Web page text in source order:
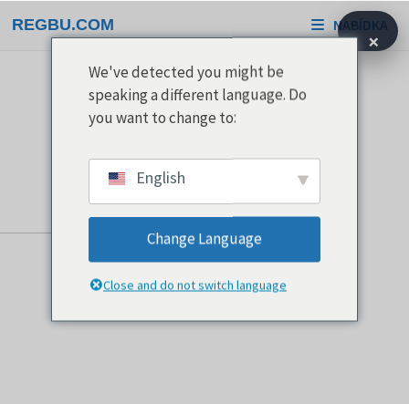
na
REGBU.COM NABÍDKA
×
We've detected you might be
speaking a different language. Do
you want to change to:
English
Change Language
Close and do not switch language